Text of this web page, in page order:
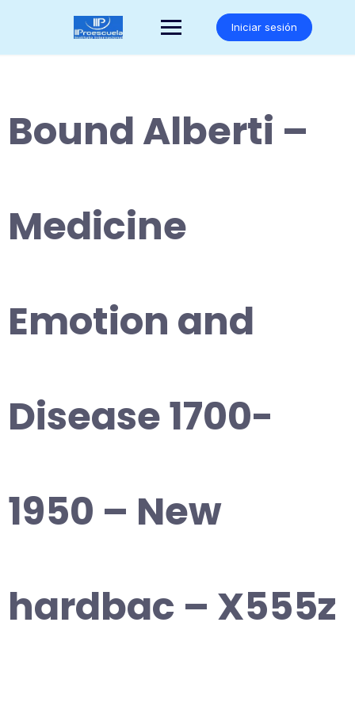
Iniciar sesión
Bound Alberti –
Medicine
Emotion and
Disease 1700-
1950 – New
hardbac – X555z